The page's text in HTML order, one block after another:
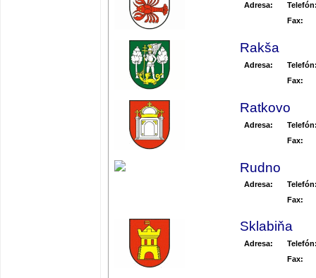
Adresa:
Fax:
Rakša
Adresa:
Fax:
Ratkovo
Adresa:
Fax:
Rudno
Adresa:
Fax:
Sklabiňa
Adresa:
Fax: